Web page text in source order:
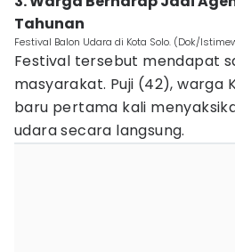
Tahunan
Festival Balon Udara di Kota Solo. (Dok/
Festival tersebut mendapat
masyarakat. Puji (42), warga
baru pertama kali
udara secara langsung.